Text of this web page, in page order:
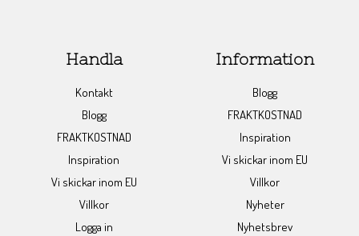
Handla
Kontakt
Blogg
FRAKTKOSTNAD
Inspiration
Vi skickar inom EU
Villkor
Logga in
Information
Blogg
FRAKTKOSTNAD
Inspiration
Vi skickar inom EU
Villkor
Nyheter
Nyhetsbrev